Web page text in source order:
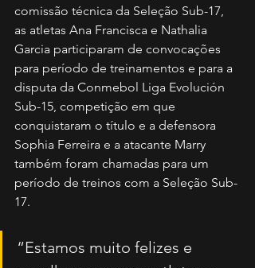
comissão técnica da Seleção Sub-17,
as atletas Ana Francisca e Nathalia
Garcia participaram de convocações
para período de treinamentos e para a
disputa da Conmebol Liga Evolución
Sub-15, competição em que
conquistaram o título e a defensora
Sophia Ferreira e a atacante Marry
também foram chamadas para um
período de treinos com a Seleção Sub-
17.
“Estamos muito felizes e